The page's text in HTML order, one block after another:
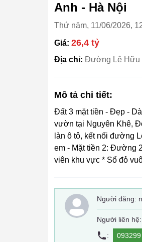
Anh - Hà Nội
Thứ năm, 11/06/2026,
Giá: 26,4 tỷ
Địa chỉ: Đường Lê Hữu
Mô tả chi tiết:
Đất 3 mặt tiền - Đẹp -
vườn tại Nguyên Khê,
làn ô tô, kết nối đường
em - Mặt tiền 2: Đường
viên khu vực * Sổ đỏ
Người đăng:
Người liên
:
093299